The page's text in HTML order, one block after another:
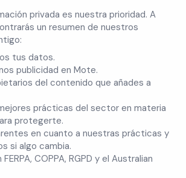
privada es nuestra prioridad. A
un resumen de nuestros
tus datos.
publicidad en Mote.
del contenido que añades a
prácticas del sector en materia
protegerte.
en cuanto a nuestras prácticas y
si algo cambia.
COPPA, RGPD y el Australian